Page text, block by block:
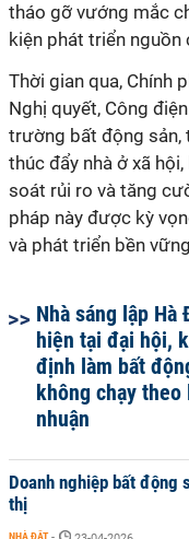
tháo gỡ vướng mắc
kiện phát triển nguồn
Thời gian qua, Chính
Nghị quyết, Công
trường bất động sản,
thúc đẩy nhà ở xã
soát rủi ro và tăng
pháp này được kỳ
và phát triển bền
Nhà sáng lập Hà
hiện tại đại hội,
định làm bất
không chạy theo
nhuận
Doanh nghiệp bất động
thị
NHÀ ĐẤT